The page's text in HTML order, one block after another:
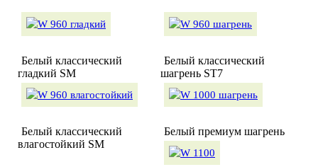
Белый классический
гладкий SM
Белый классический
шагрень ST7
Белый классический
влагостойкий SM
Белый премиум шагрень